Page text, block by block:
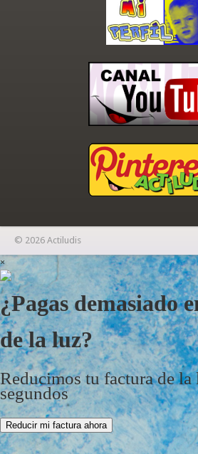
© 2026 Actiludis
×
¿Pagas demasiado
de la luz?
Reducimos tu factura de la
segundos
Reducir mi factura ahora